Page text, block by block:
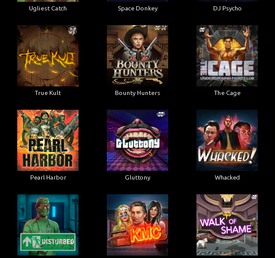
Ugliest Catch Space Donkey DJ Psycho
True Kult Bounty Hunters The Cage
Pearl Harbor Gluttony Whacked